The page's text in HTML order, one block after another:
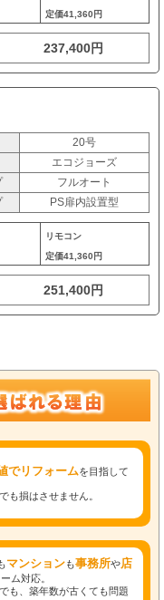
定価41,360円
237,400円
20号
エコジョーズ
フルオート
PS扉内設置型
リモコン
定価41,360円
251,400円
でリフォームを目指して
も損はさせません。
マンションも事務所や店
ム対応。
も、築年数が古くても問題